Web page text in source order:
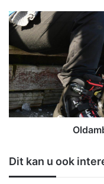
e
n
p
i
j
t
n
a
n
i
O
a
m
b
t
h
o
o
p
Dit kan u ook